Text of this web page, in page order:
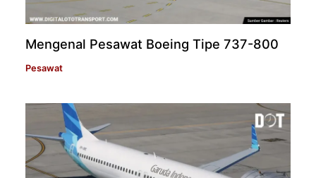
Mengenal Pesawat Boeing Tipe 737-800
Pesawat